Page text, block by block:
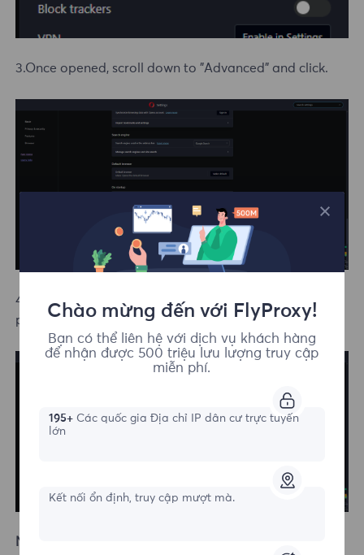
3.Once opened, scroll down to "Advanced" and click.
4.Scroll down to System, then click Open computer
proxy settings, edit proxy settings.
Note:
Chào mừng đến với FlyProxy!
Bạn có thể liên hệ với dịch vụ khách hàng
để nhận được 500 triệu lưu lượng truy cập
miễn phí.
195+Các quốc gia Địa chỉ IP dân cư trực tuyến
lớn
Kết nối ổn định, truy cập mượt mà.